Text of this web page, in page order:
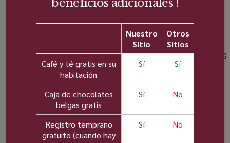
pago aparte)
Canales
por
satélite
habitación
acondicionado
Minibar
WiFi
gratuito
las
habitaciones
En el
beneficios adicionales !
Nuestro
Sitio
Otros
Sitios
Café y té gratis en su
habitación
Sí Sí
Caja de chocolates
belgas gratis
Sí No
Registro temprano
gratuito (cuando hay
Sí No